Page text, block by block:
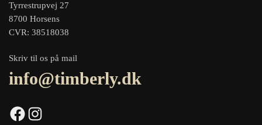
Tyrrestrupvej 27
8700 Horsens
CVR: 38518038
Skriv til os på mail
info@timberly.dk
Facebook Instagram